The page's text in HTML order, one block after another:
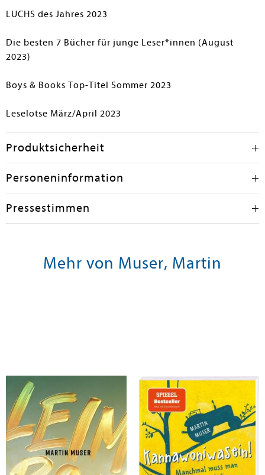
LUCHS des Jahres 2023
Die besten 7 Bücher für junge Leser*innen (August
2023)
Boys & Books Top-Titel Sommer 2023
Leselotse März/April 2023
Produktsicherheit
Personeninformation
Pressestimmen
Mehr von Muser, Martin